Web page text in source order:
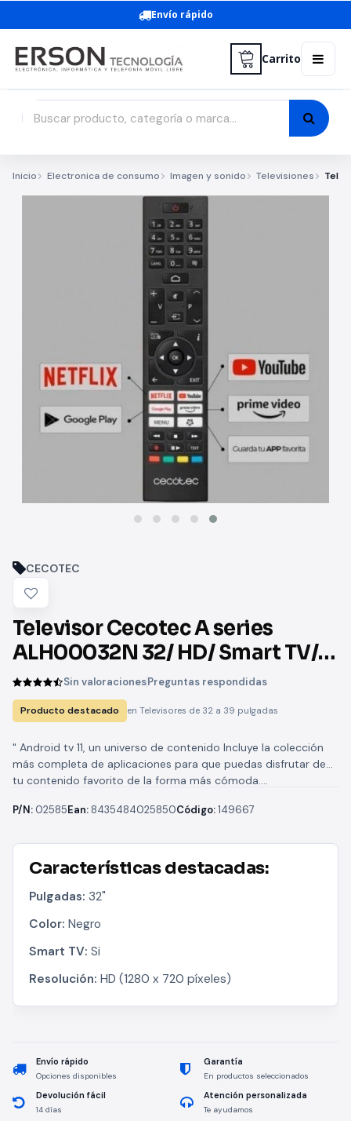
Envío rápido
Carrito
Inicio Electronica de consumo Imagen y sonido Televisiones
CECOTEC
Televisor Cecotec A series
ALH00032N 32/ HD/ Smart TV/
WiFi Sin valoracionesPreguntas respondidas
Producto destacado en Televisores de 32 a 39 pulgadas
" Android tv 11, un universo de contenido Incluye la colección
más completa de aplicaciones para que puedas disfrutar de
tu contenido favorito de la forma más cómoda....
P/N: 02585Ean: 8435484025850Código:149667
Características destacadas:
Pulgadas: 32"
Color: Negro
Smart TV: Si
Resolución: HD (1280 x 720 píxeles)
Envío rápido
Opciones disponibles
Garantía
En productos seleccionados
Devolución fácil
14 días
Atención personalizada
Te ayudamos